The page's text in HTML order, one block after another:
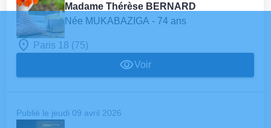
Madame Thérèse BERNARD
Née MUKABAZIGA - 74 ans
Paris 18 (75)
Voir
Publié le jeudi 09 avril 2026